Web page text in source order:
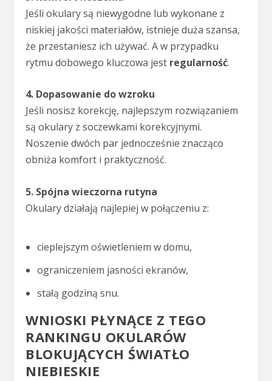
Jeśli okulary są niewygodne lub wykonane z
niskiej jakości materiałów, istnieje duża szansa,
że przestaniesz ich używać. A w przypadku
rytmu dobowego kluczowa jest regularność.
4. Dopasowanie do wzroku
Jeśli nosisz korekcję, najlepszym rozwiązaniem
są okulary z soczewkami korekcyjnymi.
Noszenie dwóch par jednocześnie znacząco
obniża komfort i praktyczność.
5. Spójna wieczorna rutyna
Okulary działają najlepiej w połączeniu z:
cieplejszym oświetleniem w domu,
ograniczeniem jasności ekranów,
stałą godziną snu.
WNIOSKI PŁYNĄCE Z TEGO
RANKINGU OKULARÓW
BLOKUJĄCYCH ŚWIATŁO
NIEBIESKIE